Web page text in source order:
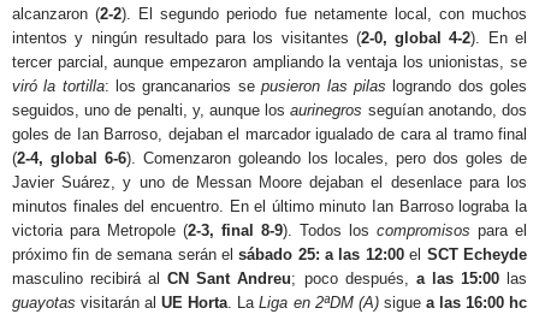
alcanzaron (2-2). El segundo periodo fue netamente local, con muchos
intentos y ningún resultado para los visitantes (2-0, global 4-2). En el
tercer parcial, aunque empezaron ampliando la ventaja los unionistas, se
viró la tortilla: los grancanarios sepusieron las pilas logrando dos goles
seguidos, uno de penalti, y, aunque losaurinegros seguían anotando, dos
goles de Ian Barroso, dejaban el marcador igualado de cara al tramo final
(2-4, global 6-6). Comenzaron goleando los locales, pero dos goles de
Javier Suárez, y uno de Messan Moore dejaban el desenlace para los
minutos finales del encuentro. En el último minuto Ian Barroso lograba la
victoria para Metropole (2-3, final 8-9). Todos los compromisos para el
próximo fin de semana serán elsábado 25: a las 12:00el SCT Echeyde
masculino recibirá alCN Sant Andreu; poco después, a las 15:00las
guayotas visitarán alUE Horta. LaLiga en 2ªDM (A)sigue a las 16:00 hc